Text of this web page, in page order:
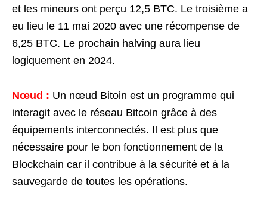
et les mineurs ont perçu 12,5 BTC. Le troisième a
eu lieu le 11 mai 2020 avec une récompense de
6,25 BTC. Le prochain halving aura lieu
logiquement en 2024.
Nœud : Un nœud Bitoin est un programme qui
interagit avec le réseau Bitcoin grâce à des
équipements interconnectés. Il est plus que
nécessaire pour le bon fonctionnement de la
Blockchain car il contribue à la sécurité et à la
sauvegarde de toutes les opérations.